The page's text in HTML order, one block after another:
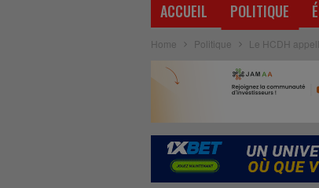
ACCUEIL POLITIQUE
Home Politique Le HCDH